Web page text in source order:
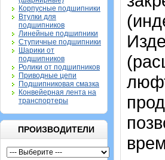
Корпусные подшипники
Втулки для
подшипников
Линейные подшипники
Ступичные подшипники
Шарики от
подшипников
Ролики от подшипников
Приводные цепи
Подшипниковая смазка
Конвейерная лента на
транспортеры
ПРОИЗВОДИТЕЛИ